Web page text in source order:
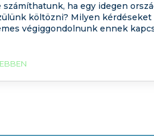
számíthatunk, ha egy idegen
költözni? Milyen kérdéseket
végiggondolnunk ennek